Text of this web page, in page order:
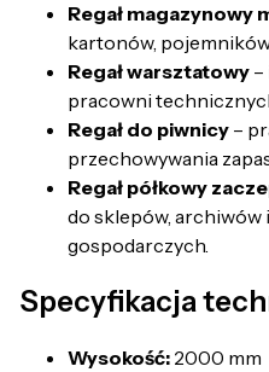
Regał magazynowy
kartonów,
Regał warsztatowy –
pracowni
Regał do piwnicy –
przechowywania
Regał półkowy
do sklepów, archiwów
gospodarczych.
Specyfikacja
Wysokość: 2000 mm